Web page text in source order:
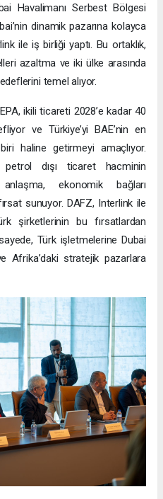
Havalimanı Serbest Bölgesi
dinamik pazarına kolayca
ile iş birliği yaptı. Bu ortaklık,
azaltma ve iki ülke arasında
temel alıyor.
ikili ticareti 2028’e kadar 40
ve Türkiye’yi BAE’nin en
haline getirmeyi amaçlıyor.
dışı ticaret hacminin
ekonomik bağları
sunuyor. DAFZ, Interlink ile
şirketlerinin bu fırsatlardan
Türk işletmelerine Dubai
Afrika’daki stratejik pazarlara